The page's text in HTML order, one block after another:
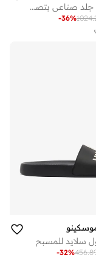
حقيبة كتف جلد صناعي بتصميم قلب جريء
-36%
سلايد للمسبح
-32%